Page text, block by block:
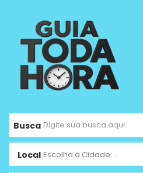
Busca
Local Escolha a Cidade ...